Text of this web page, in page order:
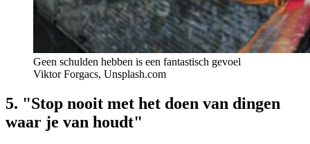
Geen schulden hebben is een fantastisch gevoel
Viktor Forgacs, Unsplash.com
5. "Stop nooit met het doen van dingen
waar je van houdt"